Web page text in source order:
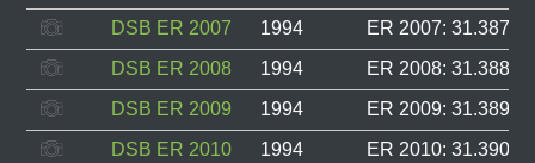
DSB ER 2007
1994
ER 2007: 31.387,
DSB ER 2008
1994
ER 2008: 31.388,
DSB ER 2009
1994
ER 2009: 31.389,
DSB ER 2010
1994
ER 2010: 31.390,